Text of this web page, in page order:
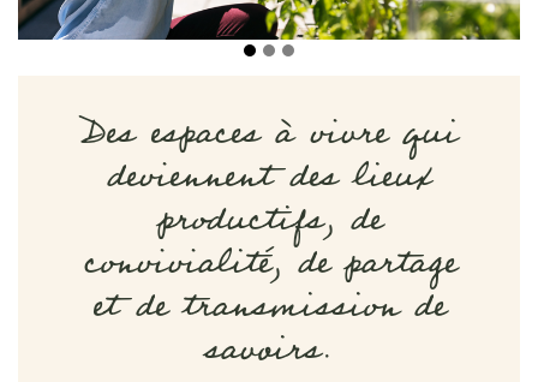
Des espaces à vivre qui
deviennent des lieux
productifs, de
convivialité, de partage
et de transmission de
savoirs.